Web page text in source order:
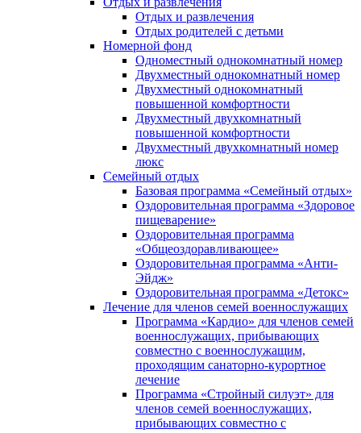
Отдых и развлечения
Отдых родителей с детьми
Номерной фонд
Одноместный однокомнатный номер
Двухместный однокомнатный номер
Двухместный однокомнатный
повышенной комфортности
Двухместный двухкомнатный
повышенной комфортности
Двухместный двухкомнатный номер
люкс
Семейный отдых
Базовая программа «Семейный отдых»
Оздоровительная программа «Здоровое
пищеварение»
Оздоровительная программа
«Общеоздоравливающее»
Оздоровительная программа «Анти-
Эйдж»
Оздоровительная программа «Детокс»
Лечение для членов семей военнослужащих
Программа «Кардио» для членов семей
военнослужащих, прибывающих
совместно с военнослужащим,
проходящим санаторно-курортное
лечение
Программа «Стройный силуэт» для
членов семей военнослужащих,
прибывающих совместно с